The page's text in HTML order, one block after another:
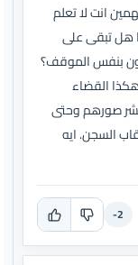
انت لا تعلم
هل تبقى على
بنفس الموقف؟
القضاء
نشر صورهم وحتى
السجن. ايه
-2